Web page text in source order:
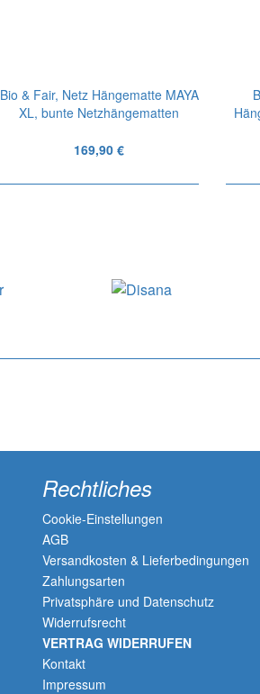
Bio & Fair, Netz Hängematte MAYA
XL, bunte Netzhängematten
169,90 €
Rechtliches
Cookie-Einstellungen
AGB
Versandkosten & Lieferbedingungen
Zahlungsarten
Privatsphäre und Datenschutz
Widerrufsrecht
VERTRAG WIDERRUFEN
Kontakt
Impressum